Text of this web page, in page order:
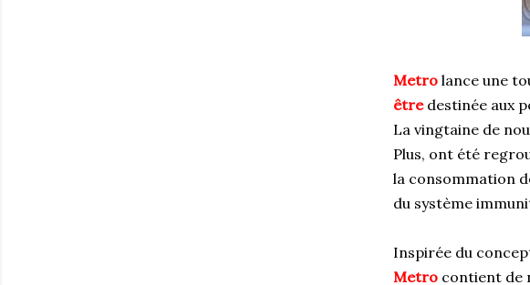
Metro lance une
êtredestinée aux
La vingtaine de
Plus, ont été
la consommation
du système
Inspirée du
Metro contient de